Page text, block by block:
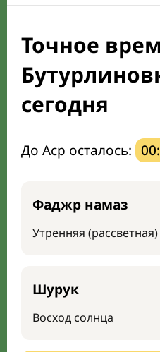
Календарь рамадана
Направление киблы
Точное
сегодня
До Аср осталось:
Фаджр намаз
Утренняя
Шурук
Восход солнца